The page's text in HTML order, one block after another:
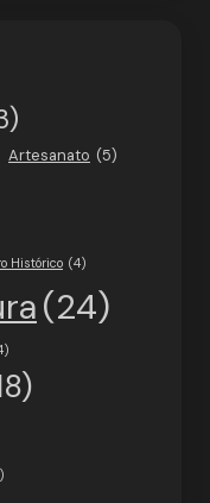
Artesanato (5)
Histórico (4)
(24)